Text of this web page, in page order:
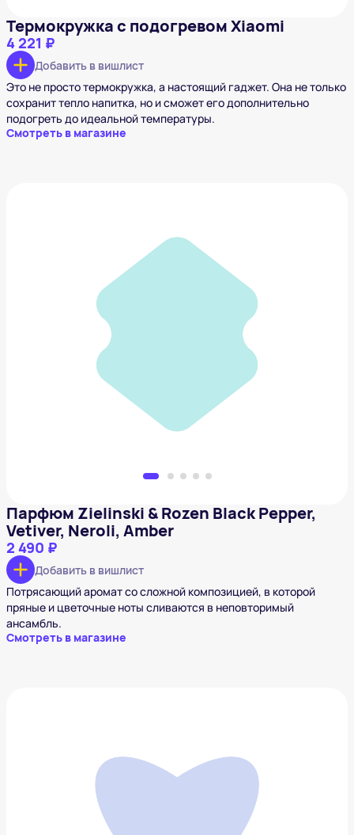
Термокружка с подогревом Xiaomi
4 221 ₽
Добавить в вишлист
Это не просто термокружка, а настоящий гаджет. Она не только
сохранит тепло напитка, но и сможет его дополнительно
подогреть до идеальной температуры.
Смотреть в магазине
Парфюм Zielinski & Rozen Black Pepper, Vetiver,
Парфюм Zielinski & Rozen Black Pepper,
Vetiver, Neroli, Amber
2 490 ₽
Добавить в вишлист
Потрясающий аромат со сложной композицией, в которой
пряные и цветочные ноты сливаются в неповторимый
ансамбль.
Смотреть в магазине